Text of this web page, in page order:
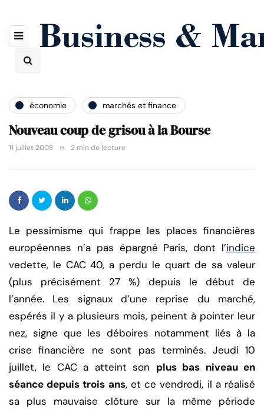
économie marchés et finance
Nouveau coup de grisou à la Bourse
11 juillet 2008 2 min de lecture
Le pessimisme qui frappe les places financières
européennes n’a pas épargné Paris, dont l’indice
vedette, le CAC 40, a perdu le quart de sa valeur
(plus précisément 27 %) depuis le début de
l’année. Les signaux d’une reprise du marché,
espérés il y a plusieurs mois, peinent à pointer leur
nez, signe que les déboires notamment liés à la
crise financière ne sont pas terminés. Jeudi 10
juillet, le CAC a atteint son plus bas niveau en
séance depuis trois ans, et ce vendredi, il a réalisé
sa plus mauvaise clôture sur la même période